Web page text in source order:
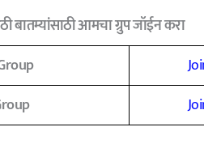
बातम्यांसाठी आमचा ग्रुप जॉईन करा